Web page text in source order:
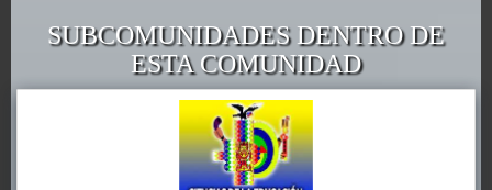
SUBCOMUNIDADES DENTRO DE
ESTA COMUNIDAD